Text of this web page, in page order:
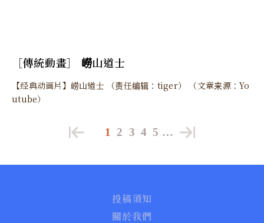
［傳統動畫］ 嶗山道士
【经典动画片】崂山道士 （责任编辑：tiger） （文章来源：Yo
utube）
1 2 3 4 5 …
投稿須知
關於我們